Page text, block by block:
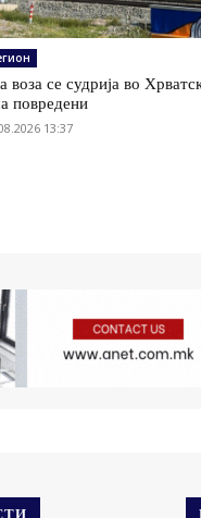
воза се судрија во
повредени
13:37